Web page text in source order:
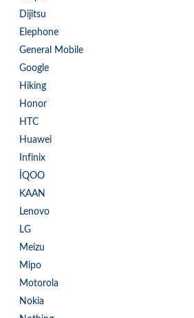
Dijitsu
Elephone
General Mobile
Google
Hiking
Honor
HTC
Huawei
Infinix
İQOO
KAAN
Lenovo
LG
Meizu
Mipo
Motorola
Nokia